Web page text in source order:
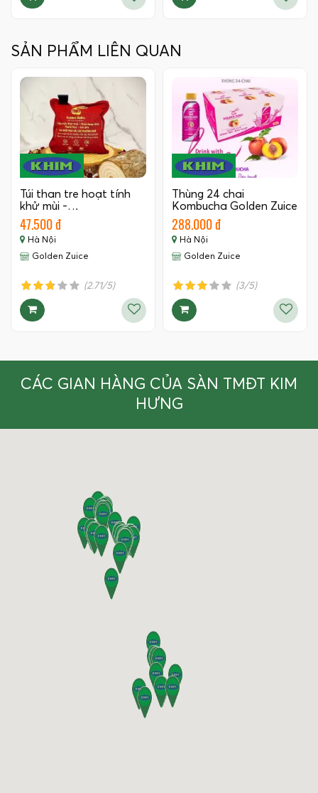
SẢN PHẨM LIÊN QUAN
Túi than tre hoạt tính
khử mùi -…
47.500 đ
Hà Nội
Golden Zuice
(2.71/5)
Thùng 24 chai
Kombucha Golden Zuice
350 ML
288.000 đ
Hà Nội
Golden Zuice
(3/5)
CÁC GIAN HÀNG CỦA SÀN TMĐT KIM
HƯNG